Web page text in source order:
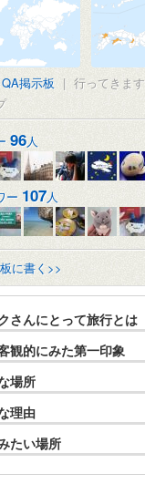
QA掲示板 | 行ってきます
96人
ー 107人
に書く>>
さんにとって旅行とは
観的にみた第一印象
場所
理由
たい場所